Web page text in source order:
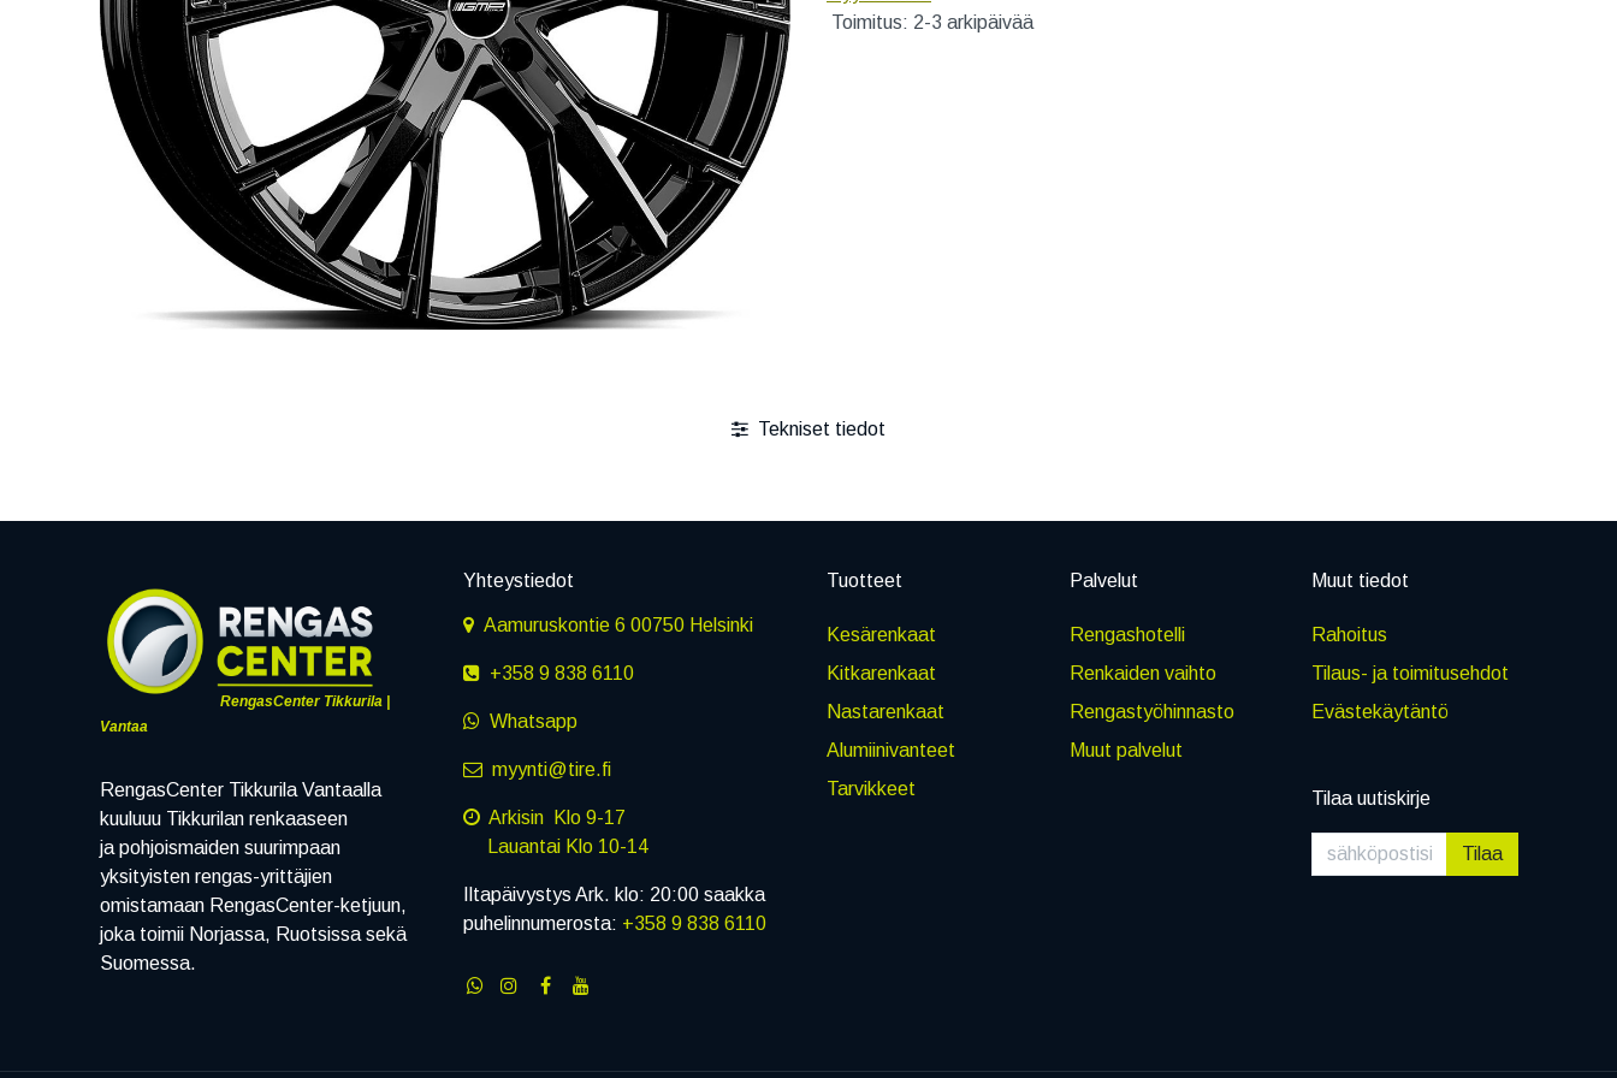
Toimitus: 2-3 arkipäivää
Tekniset tiedot
RengasCenter Tikkurila |
Vantaa
RengasCenter Tikkurila Vantaalla
kuuluuu Tikkurilan renkaaseen
ja pohjoismaiden suurimpaan
yksityisten rengas-yrittäjien
omistamaan RengasCenter-ketjuun,
joka toimii Norjassa, Ruotsissa sekä
Suomessa.
Yhteystiedot
Aamuruskontie 6 00750 Helsinki
+358 9 838 6110
Whatsapp
myynti@tire.fi
Arkisin Klo 9-17
Lauantai Klo 10-14
Iltapäivystys Ark. klo: 20:00 saakka
puhelinnumerosta: +358 9 838 6110
Tuotteet
Kesärenkaat
Kitkarenkaat
Nastarenkaat
Alumiinivanteet
Tarvikkeet
Palvelut
Rengashotelli
Renkaiden vaihto
Rengastyöhinnasto
Muut palvelut
Muut tiedot
Rahoitus
Tilaus- ja toimitusehdot
Evästekäytäntö
Tilaa uutiskirje
Tilaa